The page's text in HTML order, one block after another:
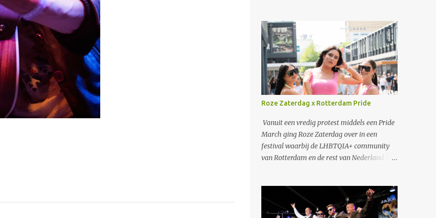
Roze Zaterdag x Rotterdam Pride
Vanuit een vredig protest middels een Pride
March ging Roze Zaterdag over in een
festival waarbij de LHBTQIA+ community
van Rotterdam en de rest van Nederland fijn
en S10 traden op. Ook een zeer speciaal
optreden van Jaïr, de zoon van Glen Faria,
waarbij uiteraard papa ook samen met